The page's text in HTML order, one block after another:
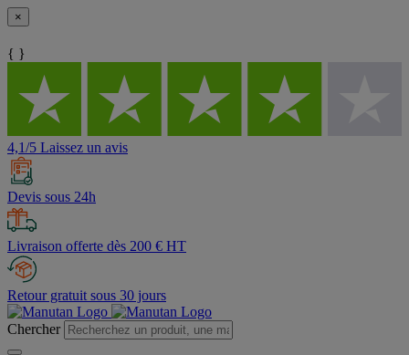
×
{ }
4,1/5 Laissez un avis
Devis sous 24h
Livraison offerte dès 200 € HT
Retour gratuit sous 30 jours
Chercher